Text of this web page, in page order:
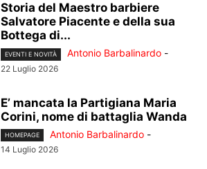
Storia del Maestro barbiere
Salvatore Piacente e della sua
Bottega di...
EVENTI E NOVITÀ Antonio Barbalinardo -
22 Luglio 2026
E’ mancata la Partigiana Maria
Corini, nome di battaglia Wanda
HOMEPAGE Antonio Barbalinardo -
14 Luglio 2026